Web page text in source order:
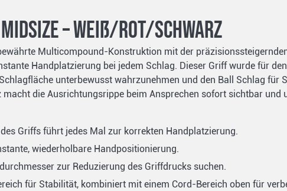
– Weiß/Rot/Schwarz
Multicompound-Konstruktion mit der
Handplatzierung bei jedem Schlag. Dieser Griff wurde für
unterbewusst wahrzunehmen und den Ball Schlag für
die Ausrichtungsrippe beim Ansprechen sofort sichtbar und
Griffs führt jedes Mal zur korrekten Handplatzierung.
wiederholbare Handpositionierung.
zur Reduzierung des Griffdrucks suchen.
für Stabilität, kombiniert mit einem Cord-Bereich oben für